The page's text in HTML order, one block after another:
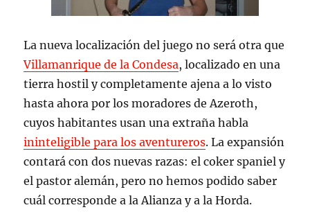
La nueva localización del juego no será otra que
Villamanrique de la Condesa, localizado en una
tierra hostil y completamente ajena a lo visto
hasta ahora por los moradores de Azeroth,
cuyos habitantes usan una extraña habla
ininteligible para los aventureros. La expansión
contará con dos nuevas razas: el coker spaniel y
el pastor alemán, pero no hemos podido saber
cuál corresponde a la Alianza y a la Horda.